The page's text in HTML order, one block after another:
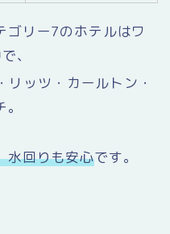
ゴリー7のホテルはワ
、
リッツ・カールトン・
水回りも安心です。